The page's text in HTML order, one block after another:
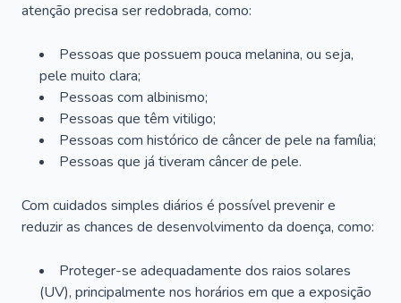
atenção precisa ser redobrada, como:
Pessoas que possuem pouca melanina, ou seja,
pele muito clara;
Pessoas com albinismo;
Pessoas que têm vitiligo;
Pessoas com histórico de câncer de pele na família;
Pessoas que já tiveram câncer de pele.
Com cuidados simples diários é possível prevenir e
reduzir as chances de desenvolvimento da doença, como:
Proteger-se adequadamente dos raios solares
(UV), principalmente nos horários em que a exposição